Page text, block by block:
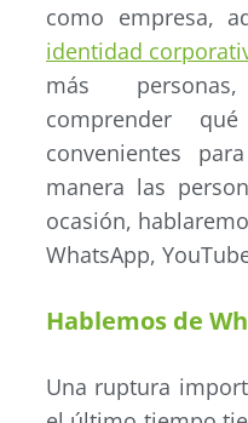
como empresa,
identidad
más
comprender
convenientes
manera las
ocasión,
WhatsApp,
Hablemos de
Una ruptura